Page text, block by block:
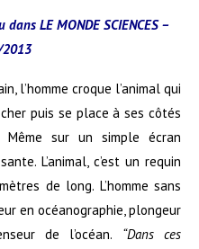
LE MONDE SCIENCES –
l’homme croque l’animal qui
puis se place à ses côtés
sur un simple écran
L’animal, c’est un requin
de long. L’homme sans
en océanographie, plongeur
de l’océan. “Dans ces